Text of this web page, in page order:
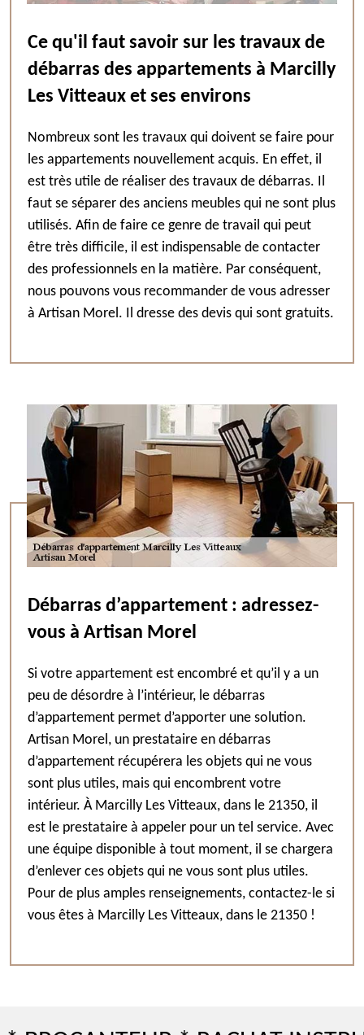
Ce qu'il faut savoir sur les travaux de
débarras des appartements à Marcilly
Les Vitteaux et ses environs
Nombreux sont les travaux qui doivent se faire pour
les appartements nouvellement acquis. En effet, il
est très utile de réaliser des travaux de débarras. Il
faut se séparer des anciens meubles qui ne sont plus
utilisés. Afin de faire ce genre de travail qui peut
être très difficile, il est indispensable de contacter
des professionnels en la matière. Par conséquent,
nous pouvons vous recommander de vous adresser
à Artisan Morel. Il dresse des devis qui sont gratuits.
Débarras d’appartement : adressez-
vous à Artisan Morel
Si votre appartement est encombré et qu’il y a un
peu de désordre à l’intérieur, le débarras
d’appartement permet d’apporter une solution.
Artisan Morel, un prestataire en débarras
d’appartement récupérera les objets qui ne vous
sont plus utiles, mais qui encombrent votre
intérieur. À Marcilly Les Vitteaux, dans le 21350, il
est le prestataire à appeler pour un tel service. Avec
une équipe disponible à tout moment, il se chargera
d’enlever ces objets qui ne vous sont plus utiles.
Pour de plus amples renseignements, contactez-le si
vous êtes à Marcilly Les Vitteaux, dans le 21350 !